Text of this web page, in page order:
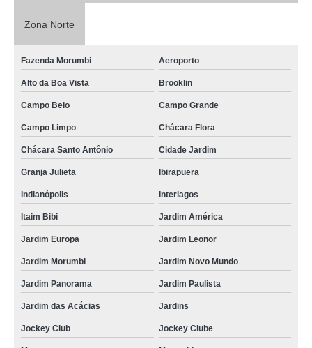
Zona Norte
Fazenda Morumbi Aeroporto
Alto da Boa Vista Brooklin
Campo Belo Campo Grande
Campo Limpo Chácara Flora
Chácara Santo Antônio Cidade Jardim
Granja Julieta Ibirapuera
Indianópolis Interlagos
Itaim Bibi Jardim América
Jardim Europa Jardim Leonor
Jardim Morumbi Jardim Novo Mundo
Jardim Panorama Jardim Paulista
Jardim das Acácias Jardins
Jockey Club Jockey Clube